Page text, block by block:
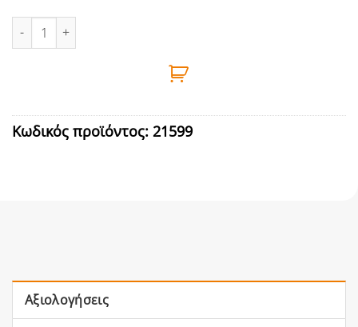
ΜΕΤΡΟ ΞΥΛΙΝΟ ΛΕΥΚΟ 2m STABILA ποσότητα
Κωδικός προϊόντος: 21599
Αξιολογήσεις